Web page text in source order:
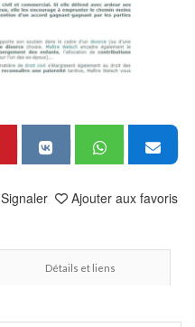
Ajouter aux favoris
Signaler
Détails et liens